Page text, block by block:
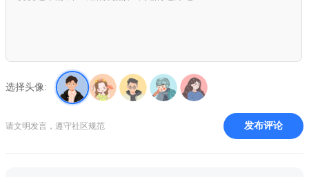
-精彩模板、只想让自己看起来不同
-多人撰写、自由发挥的群体智慧
-视觉体验、从简约中领悟品质的真谛
选择头像:
请文明发言，遵守社区规范 发布评论